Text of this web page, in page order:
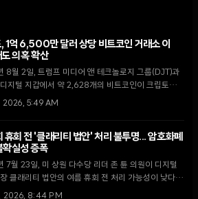
1억 6,500만 달러 상당 비트코인 거래소 이
의혹 확산
8월 2일, 트럼프 미디어 앤 테크놀로지 그룹(DJT)과
지털 지갑에서 약 2,628개의 비트코인이 크립토닷컴
이동했다. 막대한 운영 손실을 기록 중인 가운데 이번
2026, 5:49 AM
휴회 전 '클래리티 법안' 처리 불투명... 암호화폐
확실성 증폭
7월 23일, 미 상원 다수당 리더 존 튠 의원이 디지털
클래리티 법안의 여름 휴회 전 처리 가능성이 낮다고
최근 윤리 조항 합의로 고조되었던 입법 기대감이 의회
2026, 8:44 PM